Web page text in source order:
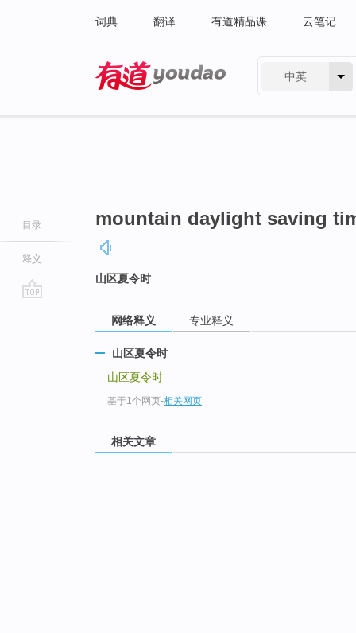
词典 翻译 有道精品课 云笔记
中英
目录
释义
mountain daylight saving
山区夏令时
网络释义 专业释义
山区夏令时
山区夏令时
基于1个网页-相关网页
相关文章